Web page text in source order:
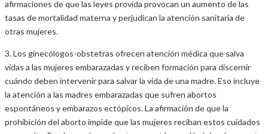
afirmaciones de que las leyes provida provocan un aumento de las
tasas de mortalidad materna y perjudican la atención sanitaria de
otras mujeres.
3. Los ginecólogos-obstetras ofrecen atención médica que salva
vidas a las mujeres embarazadas y reciben formación para discernir
cuándo deben intervenir para salvar la vida de una madre. Eso incluye
la atención a las madres embarazadas que sufren abortos
espontáneos y embarazos ectópicos. La afirmación de que la
prohibición del aborto impide que las mujeres reciban estos cuidados